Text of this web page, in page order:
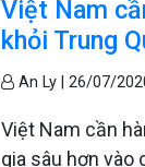
Việt Nam
khỏi Trung
An Ly |26/07/
Việt Nam cần
gia sâu hơn vào